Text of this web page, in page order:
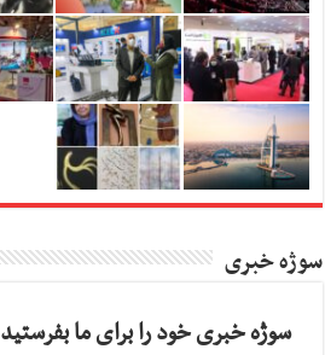
سوژه خبری
سوژه خبری خود را برای ما بفرستید